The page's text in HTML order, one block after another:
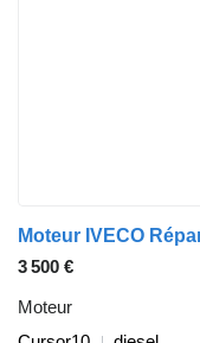
3 500 €
Moteur